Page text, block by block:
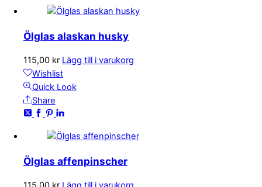
Ölglas alaskan husky
115,00 kr Lägg till i varukorg
Wishlist
Quick Look
Share
Ölglas affenpinscher